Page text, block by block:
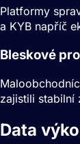
Platformy
a KYB napříč
Bleskové
zajistili stabilní
Data